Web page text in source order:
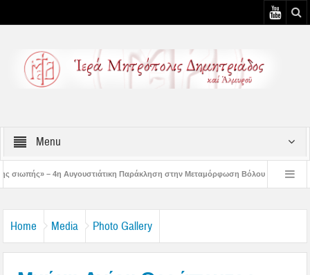
Menu
Παράκληση στην Μεταμόρφωση Βόλου Επίσκεψη του Δ/ντού της Β/
Home Media Photo Gallery